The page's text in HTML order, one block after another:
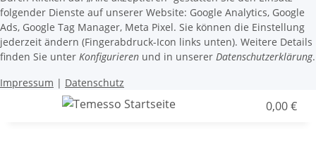
folgender Dienste auf unserer Website: Google Analytics, Google
Ads, Google Tag Manager, Meta Pixel. Sie können die Einstellung
jederzeit ändern (Fingerabdruck-Icon links unten). Weitere Details
finden Sie unter Konfigurieren und in unserer Datenschutzerklärung.
Impressum | Datenschutz
0,00 €